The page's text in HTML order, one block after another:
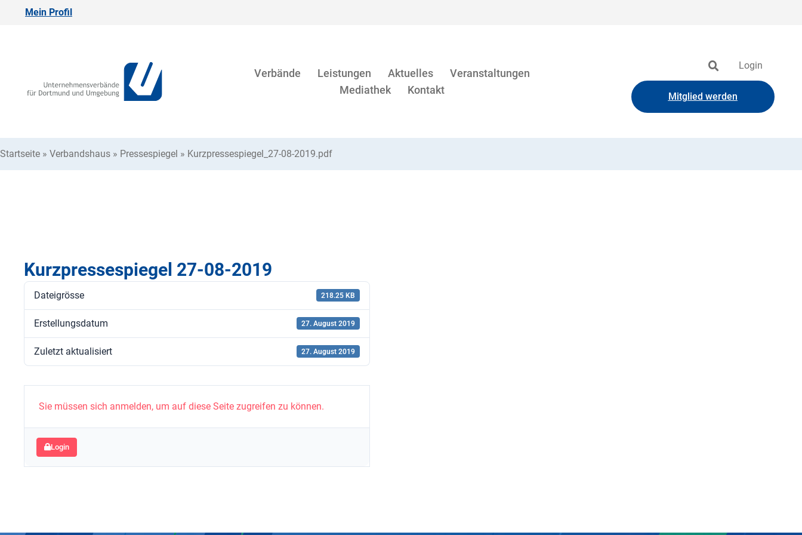
Mein Profil
Verbände Leistungen Aktuelles
Veranstaltungen
Mediathek
Kontakt
Login
Mitglied werden
Startseite » Verbandshaus » Pressespiegel » Kurzpressespiegel_27-08-2019.pdf
Kurzpressespiegel 27-08-2019
Dateigrösse 218.25 KB
Erstellungsdatum 27. August 2019
Zuletzt aktualisiert 27. August 2019
Sie müssen sich anmelden, um auf diese Seite zugreifen zu können.
Login